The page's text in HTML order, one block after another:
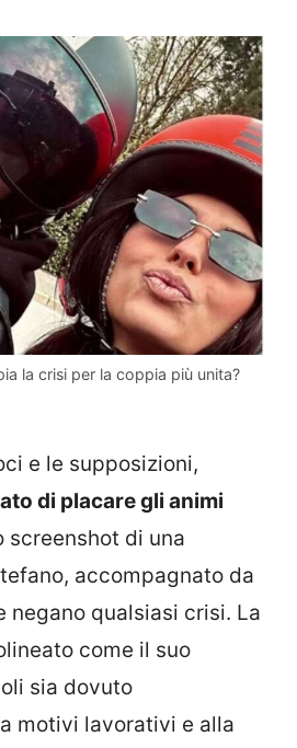
la crisi per la coppia più unita?
e le supposizioni,
di placare gli animi
screenshot di una
accompagnato da
negano qualsiasi crisi. La
come il suo
sia dovuto
motivi lavorativi e alla